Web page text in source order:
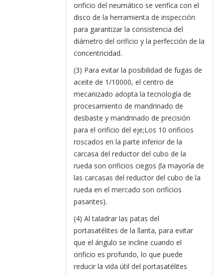
orificio del neumático se verifica con el
disco de la herramienta de inspección
para garantizar la consistencia del
diámetro del orificio y la perfección de la
concentricidad.
(3) Para evitar la posibilidad de fugas de
aceite de 1/10000, el centro de
mecanizado adopta la tecnología de
procesamiento de mandrinado de
desbaste y mandrinado de precisión
para el orificio del eje;Los 10 orificios
roscados en la parte inferior de la
carcasa del reductor del cubo de la
rueda son orificios ciegos (la mayoría de
las carcasas del reductor del cubo de la
rueda en el mercado son orificios
pasantes).
(4) Al taladrar las patas del
portasatélites de la llanta, para evitar
que el ángulo se incline cuando el
orificio es profundo, lo que puede
reducir la vida útil del portasatélites